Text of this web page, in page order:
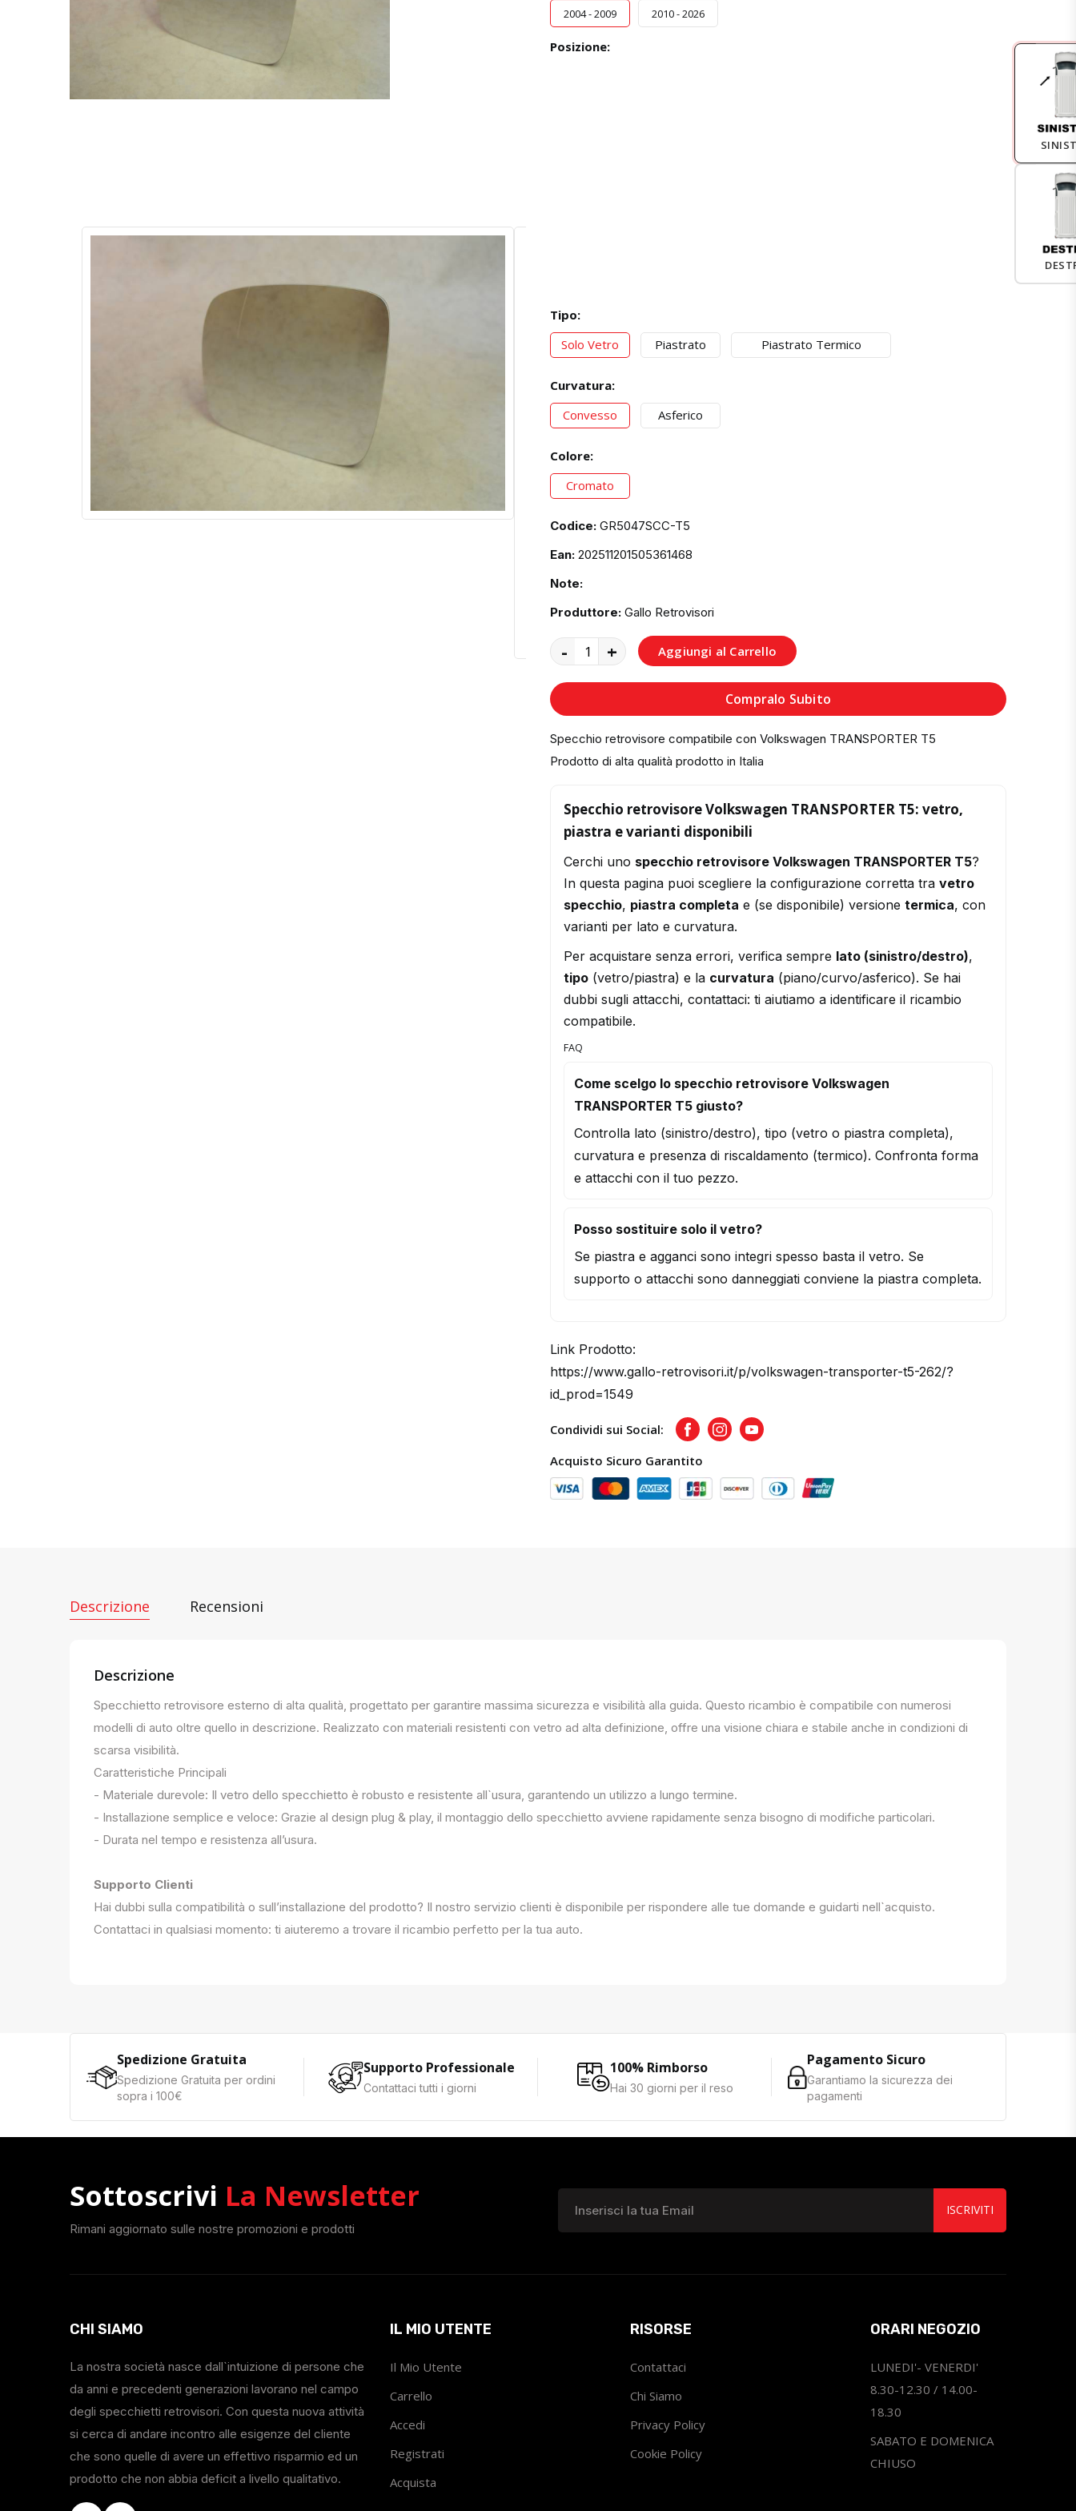
2004 - 2009 2010 - 2026
Posizione:
Tipo:
Solo Vetro
Piastrato Piastrato Termico
Curvatura:
Convesso
Asferico
Colore:
Cromato
Codice: GR5047SCC-T5
Ean: 202511201505361468
Note:
Produttore: Gallo Retrovisori
- + Aggiungi al Carrello
Compralo Subito
Specchio retrovisore compatibile con Volkswagen TRANSPORTER T5
Prodotto di alta qualità prodotto in Italia
Specchio retrovisore Volkswagen TRANSPORTER T5: vetro,
piastra e varianti disponibili
Cerchi uno specchio retrovisore Volkswagen TRANSPORTER T5?
In questa pagina puoi scegliere la configurazione corretta tra vetro
specchio, piastra completa e (se disponibile) versione termica, con
varianti per lato e curvatura.
Per acquistare senza errori, verifica sempre lato (sinistro/destro),
tipo (vetro/piastra) e la curvatura (piano/curvo/asferico). Se hai
dubbi sugli attacchi, contattaci: ti aiutiamo a identificare il ricambio
compatibile.
FAQ
Come scelgo lo specchio retrovisore Volkswagen
TRANSPORTER T5 giusto?
Controlla lato (sinistro/destro), tipo (vetro o piastra completa),
curvatura e presenza di riscaldamento (termico). Confronta forma
e attacchi con il tuo pezzo.
Posso sostituire solo il vetro?
Se piastra e agganci sono integri spesso basta il vetro. Se
supporto o attacchi sono danneggiati conviene la piastra completa.
Link Prodotto:
https://www.gallo-retrovisori.it/p/volkswagen-transporter-t5-262/?
id_prod=1549
Condividi sui Social: FacebookInstagramYoutube
Acquisto Sicuro Garantito
Descrizione Recensioni
Descrizione
Specchietto retrovisore esterno di alta qualità, progettato per garantire massima sicurezza e visibilità alla guida. Questo ricambio è compatibile con numerosi
modelli di auto oltre quello in descrizione. Realizzato con materiali resistenti con vetro ad alta definizione, offre una visione chiara e stabile anche in condizioni di
scarsa visibilità.
Caratteristiche Principali
- Materiale durevole: Il vetro dello specchietto è robusto e resistente all`usura, garantendo un utilizzo a lungo termine.
- Installazione semplice e veloce: Grazie al design plug & play, il montaggio dello specchietto avviene rapidamente senza bisogno di modifiche particolari.
- Durata nel tempo e resistenza all’usura.
Supporto Clienti
Hai dubbi sulla compatibilità o sull’installazione del prodotto? Il nostro servizio clienti è disponibile per rispondere alle tue domande e guidarti nell`acquisto.
Contattaci in qualsiasi momento: ti aiuteremo a trovare il ricambio perfetto per la tua auto.
Spedizione Gratuita
Spedizione Gratuita per ordini
sopra i 100€
Supporto Professionale
Contattaci tutti i giorni
100% Rimborso
Hai 30 giorni per il reso
Pagamento Sicuro
Garantiamo la sicurezza dei
pagamenti
Sottoscrivi La Newsletter
Rimani aggiornato sulle nostre promozioni e prodotti
ISCRIVITI
CHI SIAMO
La nostra società nasce dall`intuizione di persone che
da anni e precedenti generazioni lavorano nel campo
degli specchietti retrovisori. Con questa nuova attività
si cerca di andare incontro alle esigenze del cliente
che sono quelle di avere un effettivo risparmio ed un
prodotto che non abbia deficit a livello qualitativo.
IL MIO UTENTE
Il Mio Utente
Carrello
Accedi
Registrati
Acquista
RISORSE
Contattaci
Chi Siamo
Privacy Policy
Cookie Policy
ORARI NEGOZIO
LUNEDI'- VENERDI'
8.30-12.30 / 14.00-
18.30
SABATO E DOMENICA
CHIUSO